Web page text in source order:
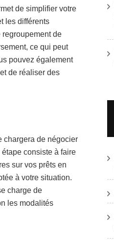
de simplifier votre
les différents
regroupement de
ce qui peut
pouvez également
de réaliser des
chargera de négocier
consiste à faire
sur vos prêts en
à votre situation.
charge de
les modalités